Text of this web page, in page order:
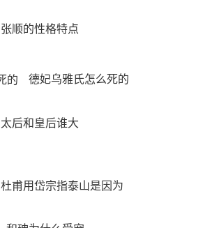
张顺的性格特点
德妃乌雅氏怎么死的
太后和皇后谁大
杜甫用岱宗指泰山是因为